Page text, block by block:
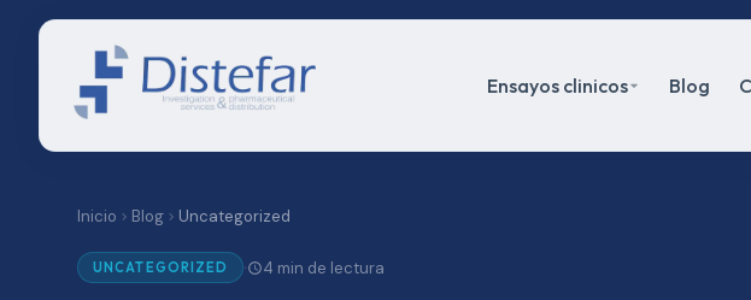
Ensayos clinicos Blog
Inicio Blog Uncategorized
UNCATEGORIZED · 4 min de lectura